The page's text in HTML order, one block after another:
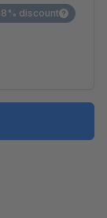
discount